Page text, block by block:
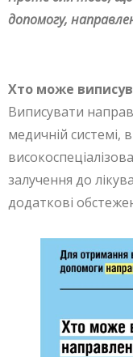
допомогу,
Хто може
Виписувати
медичній системі,
залучення до
додаткові